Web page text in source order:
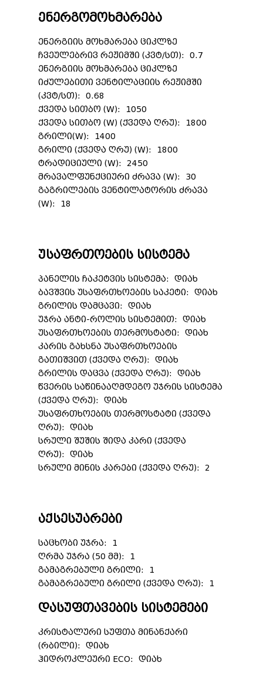
ენერგომოხმარება
ენერგიის მოხმარება ციკლზე
ჩვეულებრივ რეჟიმში (კვტ/სთ): 0.7
ენერგიის მოხმარება ციკლზე
იძულებითი ვენტილაციის რეჟიმში
(კვტ/სთ): 0.68
ქვედა სითბო (W): 1050
ქვედა სითბო (W) (ქვედა ღრუ): 1800
გრილი(W): 1400
გრილი (ქვედა ღრუ) (W): 1800
ტრადიციული (W): 2450
მრავალფუნქციური ძრავა (W): 30
გაგრილების ვენტილატორის ძრავა
(W): 18
უსაფრთოების სისტემა
პანელის ჩაკეტვის სისტემა: დიახ
ბავშვის უსაფრთხოების საკეტი: დიახ
გრილის დამცავი: დიახ
უჯრა ანტი-როლის სისტემით: დიახ
უსაფრთხოების თერმოსტატი: დიახ
კარის გახსნა უსაფრთხოების
გათიშვით (ქვედა ღრუ): დიახ
გრილის დაცვა (ქვედა ღრუ): დიახ
წვერის საწინააღმდეგო უჯრის სისტემა
(ქვედა ღრუ): დიახ
უსაფრთხოების თერმოსტატი (ქვედა
ღრუ): დიახ
სრული შუშის შიდა კარი (ქვედა
ღრუ): დიახ
სრული მინის კარები (ქვედა ღრუ): 2
აქსესუარები
საცხობი უჯრა: 1
ღრმა უჯრა (50 მმ): 1
გამაგრებული გრილი: 1
გამაგრებული გრილი (ქვედა ღრუ): 1
დასუფთავების სისტემები
კრისტალური სუფთა მინანქარი
(რბილი): დიახ
ჰიდროკლეური ECO: დიახ